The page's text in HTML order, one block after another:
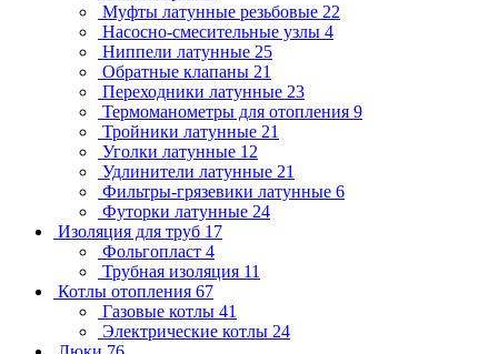
Муфты латунные резьбовые 22
Насосно-смесительные узлы 4
Ниппели латунные 25
Обратные клапаны 21
Переходники латунные 23
Термоманометры для отопления 9
Тройники латунные 21
Уголки латунные 12
Удлинители латунные 21
Фильтры-грязевики латунные 6
Футорки латунные 24
Изоляция для труб 17
Фольгопласт 4
Трубная изоляция 11
Котлы отопления 67
Газовые котлы 41
Электрические котлы 24